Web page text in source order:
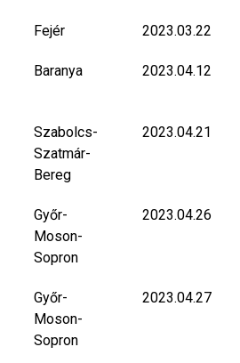
Fejér 2023.03.22
Baranya 2023.04.12
Szabolcs-
Szatmár-
Bereg
2023.04.21
Győr-
Moson-
Sopron
2023.04.26
Győr-
Moson-
Sopron
2023.04.27